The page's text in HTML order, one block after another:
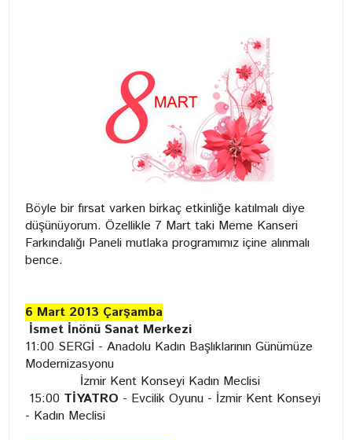
Böyle bir fırsat varken birkaç etkinliğe katılmalı diye
düşünüyorum. Özellikle 7 Mart taki Meme Kanseri
Farkındalığı Paneli mutlaka programımız içine alınmalı
bence.
6 Mart 2013 Çarşamba
İsmet İnönü Sanat Merkezi
11:00 SERGİ - Anadolu Kadın Başlıklarının Günümüze
Modernizasyonu
İzmir Kent Konseyi Kadın Meclisi
15:00 TİYATRO - Evcilik Oyunu - İzmir Kent Konseyi
- Kadın Meclisi